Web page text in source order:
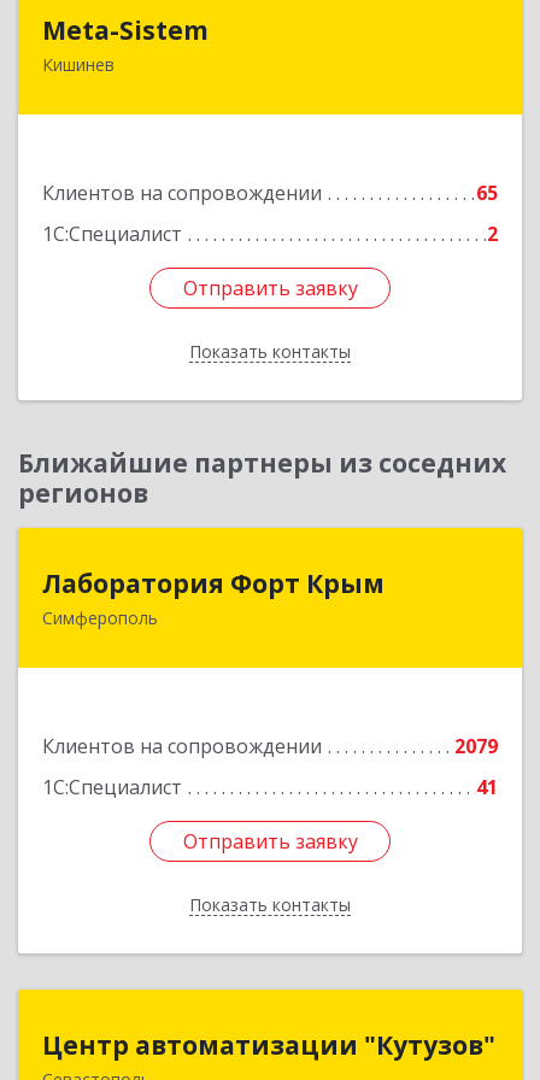
Meta-Sistem
Кишинев
Клиентов на сопровождении
65
1С:Специалист
2
Отправить заявку
Показать контакты
Республика Молдова, MD-2060, Республика
Отправить заявку
Назад
Ближайшие партнеры из соседних
регионов
Лаборатория Форт Крым
Симферополь
Клиентов на сопровождении
2079
1С:Специалист
41
Отправить заявку
Показать контакты
295034, Крым Респ, Симферополь г, Киевская
Отправить заявку
Назад
Центр автоматизации "Кутузов"